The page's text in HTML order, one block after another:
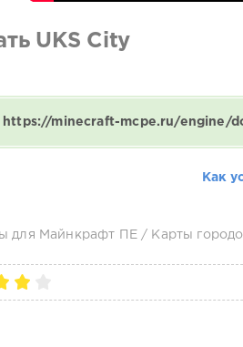
UKS City
https://minecraft-mcpe.ru/engine/
Как
для Майнкрафт ПЕ / Карты